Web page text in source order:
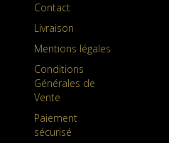
Contact
Livraison
Mentions légales
Conditions
Générales de
Vente
Paiement
sécurisé